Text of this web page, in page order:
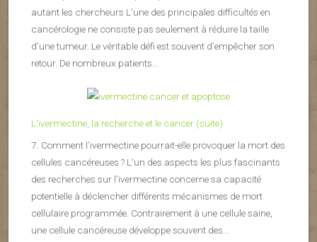
autant les chercheurs L’une des principales difficultés en
cancérologie ne consiste pas seulement à réduire la taille
d’une tumeur. Le véritable défi est souvent d’empêcher son
retour. De nombreux patients...
L’ivermectine, la recherche et le cancer (suite)
7. Comment l’ivermectine pourrait-elle provoquer la mort des
cellules cancéreuses ? L’un des aspects les plus fascinants
des recherches sur l’ivermectine concerne sa capacité
potentielle à déclencher différents mécanismes de mort
cellulaire programmée. Contrairement à une cellule saine,
une cellule cancéreuse développe souvent des...